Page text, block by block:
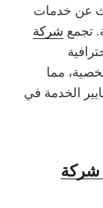
عن خدمات
تجمع شركة
مما
الخدمة في
شركة